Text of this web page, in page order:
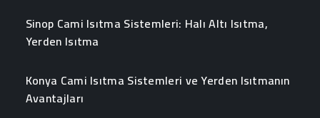
Sinop Cami Isıtma Sistemleri: Halı Altı Isıtma,
Yerden Isıtma
Konya Cami Isıtma Sistemleri ve Yerden Isıtmanın
Avantajları